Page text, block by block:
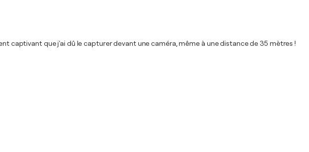
captivant que j'ai dû le capturer devant une caméra, même à une distance de 35 mètres !